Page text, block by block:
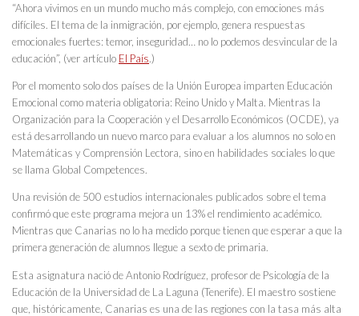
“Ahora vivimos en un mundo mucho más complejo, con emociones más
difíciles. El tema de la inmigración, por ejemplo, genera respuestas
emocionales fuertes: temor, inseguridad… no lo podemos desvincular de la
educación”, (ver artículo El País.)
Por el momento solo dos países de la Unión Europea imparten Educación
Emocional como materia obligatoria: Reino Unido y Malta. Mientras la
Organización para la Cooperación y el Desarrollo Económicos (OCDE), ya
está desarrollando un nuevo marco para evaluar a los alumnos no solo en
Matemáticas y Comprensión Lectora, sino en habilidades sociales lo que
se llama Global Competences.
Una revisión de 500 estudios internacionales publicados sobre el tema
confirmó que este programa mejora un 13% el rendimiento académico.
Mientras que Canarias no lo ha medido porque tienen que esperar a que la
primera generación de alumnos llegue a sexto de primaria.
Esta asignatura nació de Antonio Rodríguez, profesor de Psicología de la
Educación de la Universidad de La Laguna (Tenerife). El maestro sostiene
que, históricamente, Canarias es una de las regiones con la tasa más alta